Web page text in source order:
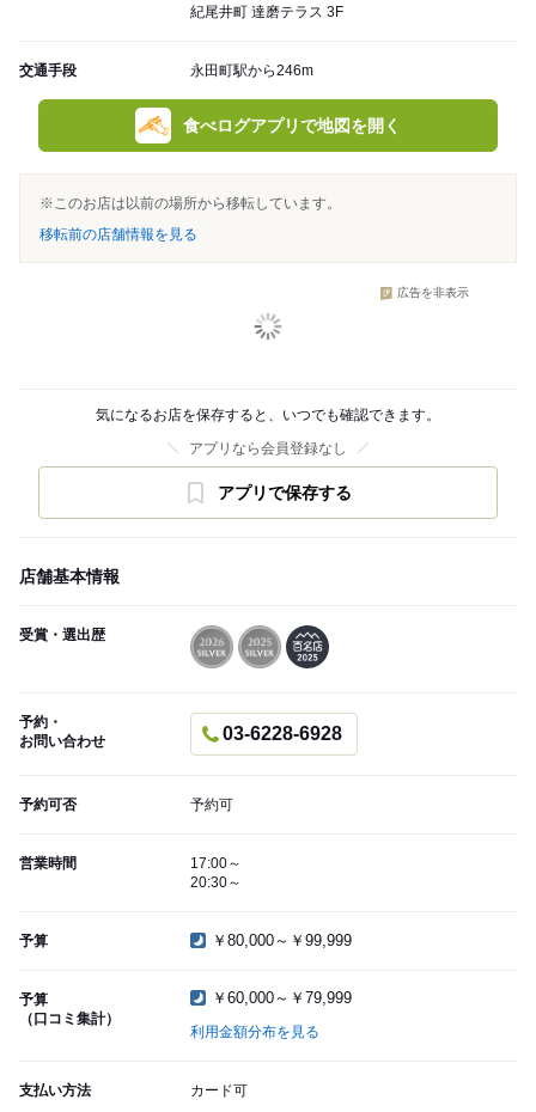
紀尾井町 達磨テラス 3F
交通手段 永田町駅から246m
食べログアプリで地図を開く
※このお店は以前の場所から移転しています。
移転前の店舗情報を見る
広告を非表示
気になるお店を保存すると、いつでも確認できます。
アプリなら会員登録なし
アプリで保存する
店舗基本情報
受賞・選出歴
予約・
お問い合わせ
03-6228-6928
予約可否 予約可
営業時間
17:00～
20:30～
予算 ￥80,000～￥99,999
予算
（口コミ集計）
￥60,000～￥79,999
利用金額分布を見る
支払い方法 カード可